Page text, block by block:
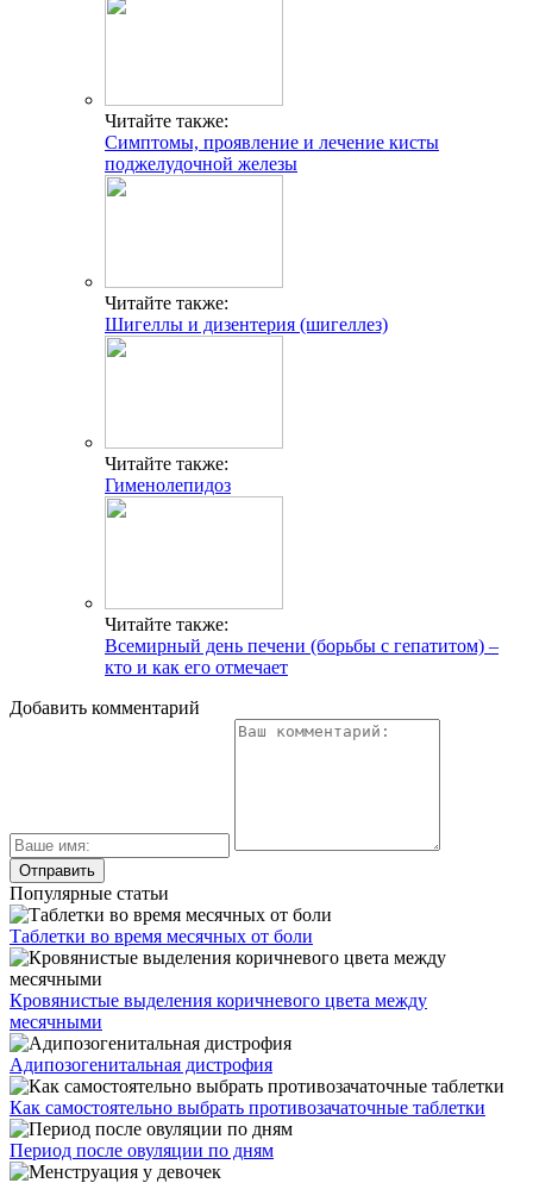
Читайте также:
Симптомы, проявление и лечение кисты
поджелудочной железы
Читайте также:
Шигеллы и дизентерия (шигеллез)
Читайте также:
Гименолепидоз
Читайте также:
Всемирный день печени (борьбы с гепатитом) –
кто и как его отмечает
Добавить комментарий
Популярные статьи
Таблетки во время месячных от боли
Кровянистые выделения коричневого цвета между
месячными
Адипозогенитальная дистрофия
Как самостоятельно выбрать противозачаточные таблетки
Период после овуляции по дням